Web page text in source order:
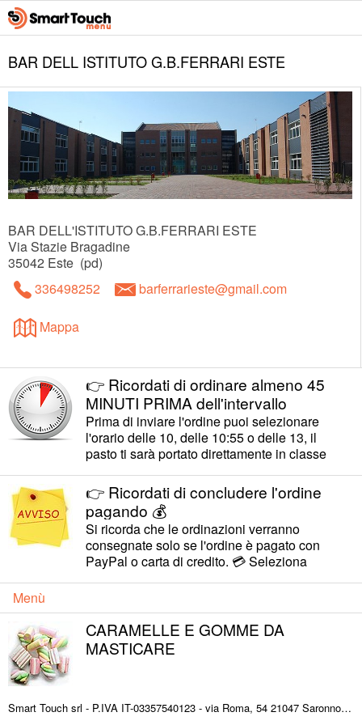
BAR DELL ISTITUTO G.B.FERRARI ESTE
BAR DELL'ISTITUTO G.B.FERRARI ESTE
Via Stazie Bragadine
35042 Este (pd)
336498252
barferrarieste@gmail.com
Mappa
👉 Ricordati di ordinare almeno 45
MINUTI PRIMA dell'intervallo
Prima di inviare l'ordine puoi selezionare
l'orario delle 10, delle 10:55 o delle 13, il
pasto ti sarà portato direttamente in classe
👉 Ricordati di concludere l'ordine
pagando 💰
Si ricorda che le ordinazioni verranno
consegnate solo se l'ordine è pagato con
PayPal o carta di credito. 💳 Seleziona
Menù
CARAMELLE E GOMME DA
MASTICARE
Caffetteria Smart Touch srl - P.IVA IT-03357540123 - via Roma, 54 21047 Saronno (VA) ITALY